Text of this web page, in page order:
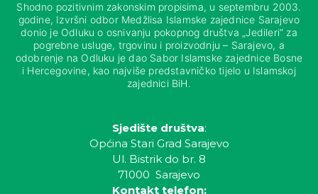
Shodno pozitivnim zakonskim propisima, u septembru 2003.
godine, Izvršni odbor Medžlisa Islamske zajednice Sarajevo
donio je Odluku o osnivanju pokopnog društva „Jedileri“ za
pogrebne usluge, trgovinu i proizvodnju – Sarajevo, a
odobrenje na Odluku je dao Sabor Islamske zajednice Bosne
i Hercegovine, kao najviše predstavničko tijelo u Islamskoj
zajednici BiH.
Sjedište društva:
Općina Stari Grad Sarajevo
Ul. Bistrik do br. 8
71000 Sarajevo
Kontakt telefon: